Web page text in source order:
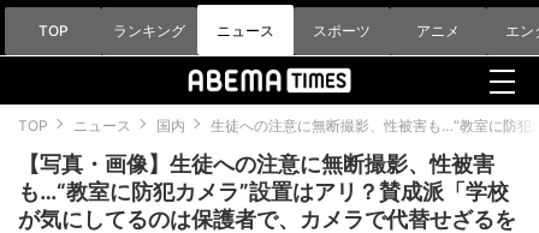
TOP ランキング ニュース スポーツ アニメ エン
TOP ニュース 国内 生徒への注意に無断撮影、性被害も…“教室に防
【写真・画像】生徒への注意に無断撮影、性被害
も…“教室に防犯カメラ”設置はアリ？賛成派「学校
が気にしてるのは保護者で、カメラで代替せざるを